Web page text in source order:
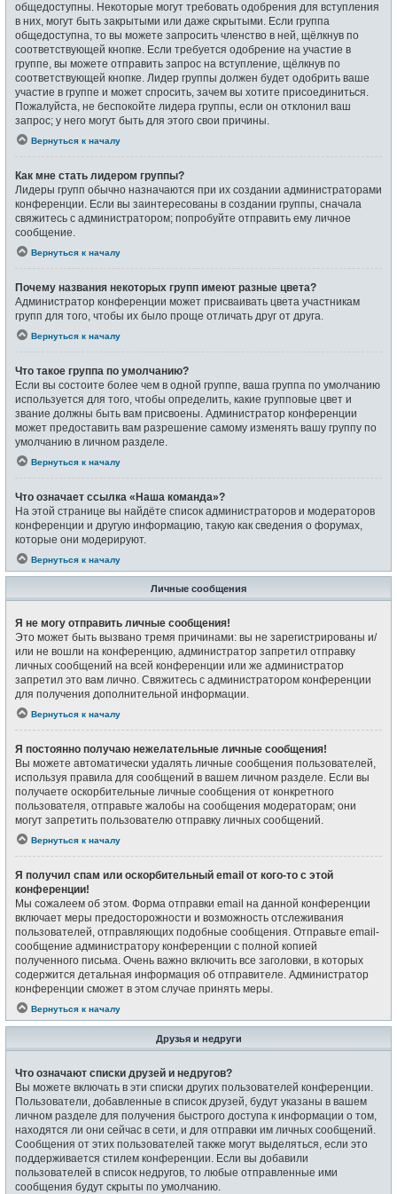
общедоступны. Некоторые могут требовать одобрения для вступления
в них, могут быть закрытыми или даже скрытыми. Если группа
общедоступна, то вы можете запросить членство в ней, щёлкнув по
соответствующей кнопке. Если требуется одобрение на участие в
группе, вы можете отправить запрос на вступление, щёлкнув по
соответствующей кнопке. Лидер группы должен будет одобрить ваше
участие в группе и может спросить, зачем вы хотите присоединиться.
Пожалуйста, не беспокойте лидера группы, если он отклонил ваш
запрос; у него могут быть для этого свои причины.
Вернуться к началу
Как мне стать лидером группы?
Лидеры групп обычно назначаются при их создании администраторами
конференции. Если вы заинтересованы в создании группы, сначала
свяжитесь с администратором; попробуйте отправить ему личное
сообщение.
Вернуться к началу
Почему названия некоторых групп имеют разные цвета?
Администратор конференции может присваивать цвета участникам
групп для того, чтобы их было проще отличать друг от друга.
Вернуться к началу
Что такое группа по умолчанию?
Если вы состоите более чем в одной группе, ваша группа по умолчанию
используется для того, чтобы определить, какие групповые цвет и
звание должны быть вам присвоены. Администратор конференции
может предоставить вам разрешение самому изменять вашу группу по
умолчанию в личном разделе.
Вернуться к началу
Что означает ссылка «Наша команда»?
На этой странице вы найдёте список администраторов и модераторов
конференции и другую информацию, такую как сведения о форумах,
которые они модерируют.
Вернуться к началу
Личные сообщения
Я не могу отправить личные сообщения!
Это может быть вызвано тремя причинами: вы не зарегистрированы и/
или не вошли на конференцию, администратор запретил отправку
личных сообщений на всей конференции или же администратор
запретил это вам лично. Свяжитесь с администратором конференции
для получения дополнительной информации.
Вернуться к началу
Я постоянно получаю нежелательные личные сообщения!
Вы можете автоматически удалять личные сообщения пользователей,
используя правила для сообщений в вашем личном разделе. Если вы
получаете оскорбительные личные сообщения от конкретного
пользователя, отправьте жалобы на сообщения модераторам; они
могут запретить пользователю отправку личных сообщений.
Вернуться к началу
Я получил спам или оскорбительный email от кого-то с этой
конференции!
Мы сожалеем об этом. Форма отправки email на данной конференции
включает меры предосторожности и возможность отслеживания
пользователей, отправляющих подобные сообщения. Отправьте email-
сообщение администратору конференции с полной копией
полученного письма. Очень важно включить все заголовки, в которых
содержится детальная информация об отправителе. Администратор
конференции сможет в этом случае принять меры.
Вернуться к началу
Друзья и недруги
Что означают списки друзей и недругов?
Вы можете включать в эти списки других пользователей конференции.
Пользователи, добавленные в список друзей, будут указаны в вашем
личном разделе для получения быстрого доступа к информации о том,
находятся ли они сейчас в сети, и для отправки им личных сообщений.
Сообщения от этих пользователей также могут выделяться, если это
поддерживается стилем конференции. Если вы добавили
пользователей в список недругов, то любые отправленные ими
сообщения будут скрыты по умолчанию.